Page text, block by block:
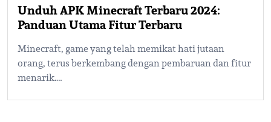
Unduh APK Minecraft Terbaru 2024:
Panduan Utama Fitur Terbaru
Minecraft, game yang telah memikat hati jutaan
orang, terus berkembang dengan pembaruan dan fitur
menarik.…